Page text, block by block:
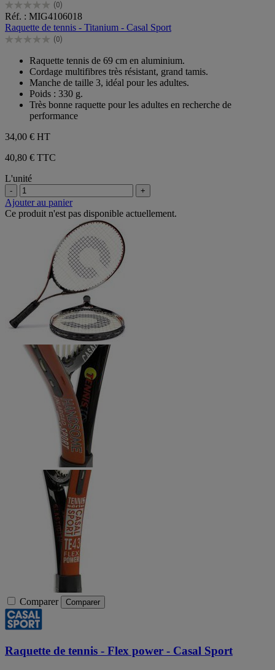
(0)
0.0
sur
5
étoiles.
Réf. : MIG4106018
Raquette de tennis - Titanium - Casal Sport
(0)
0.0
étoiles.
Raquette tennis de 69 cm en aluminium.
Cordage multifibres très résistant, grand tamis.
Manche de taille 3, idéal pour les adultes.
Poids : 330 g.
Très bonne raquette pour les adultes en recherche de
performance
34,00 € HT
40,80 € TTC
L'unité
- +
Ajouter au panier
Ce produit n'est pas disponible actuellement.
Comparer Comparer
Raquette de tennis - Flex power - Casal Sport